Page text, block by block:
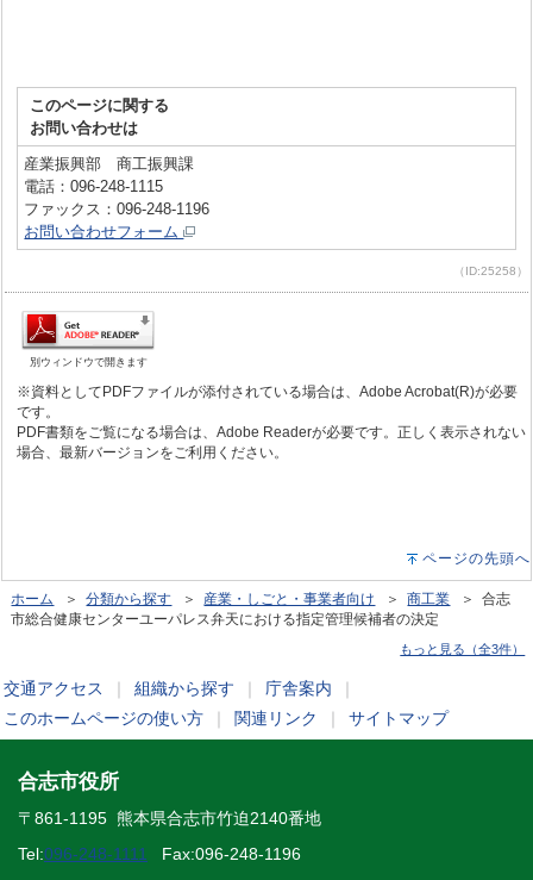
このページに関する
お問い合わせは
産業振興部 商工振興課
電話：096-248-1115
ファックス：096-248-1196
お問い合わせフォーム
（ID:25258）
別ウィンドウで開きます
※資料としてPDFファイルが添付されている場合は、Adobe Acrobat(R)が必要
です。
PDF書類をご覧になる場合は、Adobe Readerが必要です。正しく表示されない
場合、最新バージョンをご利用ください。
ページの先頭へ
ホーム ＞分類から探す ＞ 産業・しごと・事業者向け ＞商工業 ＞ 合志
市総合健康センターユーパレス弁天における指定管理候補者の決定
もっと見る（全3件）
交通アクセス 組織から探す 庁舎案内
このホームページの使い方
関連リンク サイトマップ
合志市役所
〒861-1195 熊本県合志市竹迫2140番地
Tel:096-248-1111 Fax:096-248-1196